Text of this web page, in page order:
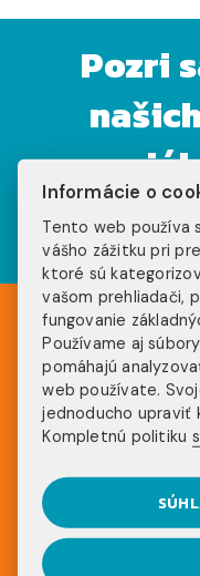
Pozri
UŽ
Informácie o
Tento web používa
vášho zážitku pri
ktoré sú
vašom prehliadači,
fungovanie
Používame aj
pomáhajú
web používate.
jednoducho upraviť
Kompletnú politiku